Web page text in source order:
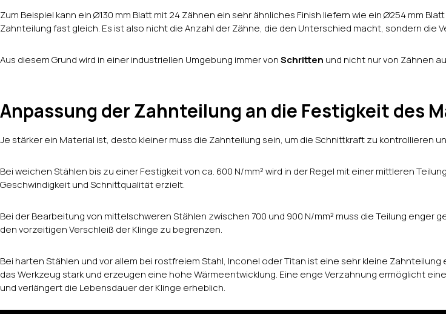
Zum Beispiel kann ein Ø130 mm Blatt mit 24 Zähnen ein sehr ähnliches Finish liefern wie ein Ø254 mm
Zahnteilung fast gleich. Es ist also nicht die Anzahl der Zähne, die den Unterschied macht, sondern die
Aus diesem Grund wird in einer industriellen Umgebung immer vonSchritten und nicht nur von Zähnen
Anpassung der Zahnteilung an die Festigkeit des
Je stärker ein Material ist, desto kleiner muss die Zahnteilung sein, um die Schnittkraft zu kontrollieren
Bei weichen Stählen bis zu einer Festigkeit von ca. 600 N/mm² wird in der Regel mit einer mittleren
Geschwindigkeit und Schnittqualität erzielt.
Bei der Bearbeitung von mittelschweren Stählen zwischen 700 und 900 N/mm² muss die Teilung enger
den vorzeitigen Verschleiß der Klinge zu begrenzen.
Bei harten Stählen und vor allem bei rostfreiem Stahl, Inconel oder Titan ist eine sehr kleine
das Werkzeug stark und erzeugen eine hohe Wärmeentwicklung. Eine enge Verzahnung ermöglicht
und verlängert die Lebensdauer der Klinge erheblich.